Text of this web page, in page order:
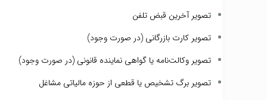
تصویر آخرین قبض تلفن
تصویر کارت بازرگانی (در صورت وجود)
تصویر وکالت‌نامه یا گواهی نماینده قانونی (در صورت وجود)
تصویر برگ تشخیص یا قطعی از حوزه مالیاتی مشاغل